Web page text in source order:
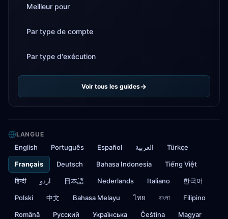
Meilleur pour
Par type de compte
Par type d'exécution
Voir tous les guides
LANGUE
English Português Español العربية Türkçe
Français Deutsch Bahasa Indonesia Tiếng Việt
हिन्दी اردو 日本語 Nederlands Italiano 한국어
Polski 中文 Bahasa Melayu ไทย বাংলা Filipino
Română Русский Українська Čeština Magyar